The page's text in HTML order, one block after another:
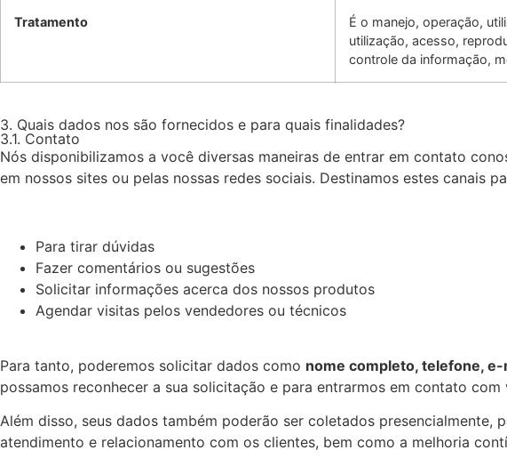
Tratamento
É o manejo, operação,
utilização, acesso,
controle da informação,
3. Quais dados nos são fornecidos e para quais finalidades?
3.1. Contato
Nós disponibilizamos a você diversas maneiras de entrar em contato
em nossos sites ou pelas nossas redes sociais. Destinamos estes canais
Para tirar dúvidas
Fazer comentários ou sugestões
Solicitar informações acerca dos nossos produtos
Agendar visitas pelos vendedores ou técnicos
Para tanto, poderemos solicitar dados como nome completo, telefone, e-
possamos reconhecer a sua solicitação e para entrarmos em contato com
Além disso, seus dados também poderão ser coletados
atendimento e relacionamento com os clientes, bem como a melhoria